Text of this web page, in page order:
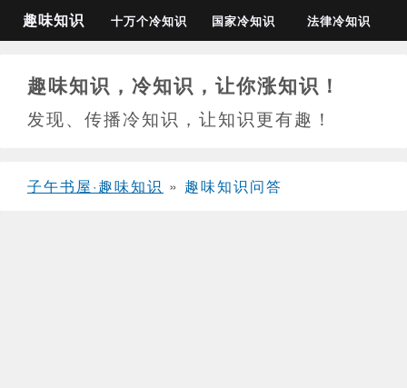
趣味知识 十万个冷知识 国家冷知识 法律冷知识
趣味知识，冷知识，让你涨知识！
发现、传播冷知识，让知识更有趣！
子午书屋·趣味知识 » 趣味知识问答